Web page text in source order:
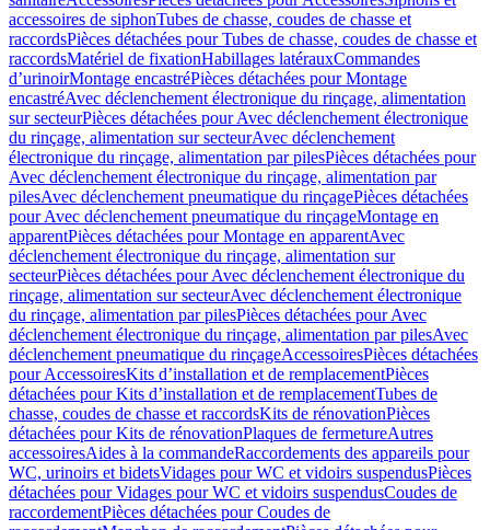
accessoires de siphonTubes de chasse, coudes de chasse et
raccordsPièces détachées pour Tubes de chasse, coudes de chasse et
raccordsMatériel de fixationHabillages latérauxCommandes
dʼurinoirMontage encastréPièces détachées pour Montage
encastréAvec déclenchement électronique du rinçage, alimentation
sur secteurPièces détachées pour Avec déclenchement électronique
du rinçage, alimentation sur secteurAvec déclenchement
électronique du rinçage, alimentation par pilesPièces détachées pour
Avec déclenchement électronique du rinçage, alimentation par
pilesAvec déclenchement pneumatique du rinçagePièces détachées
pour Avec déclenchement pneumatique du rinçageMontage en
apparentPièces détachées pour Montage en apparentAvec
déclenchement électronique du rinçage, alimentation sur
secteurPièces détachées pour Avec déclenchement électronique du
rinçage, alimentation sur secteurAvec déclenchement électronique
du rinçage, alimentation par pilesPièces détachées pour Avec
déclenchement électronique du rinçage, alimentation par pilesAvec
déclenchement pneumatique du rinçageAccessoiresPièces détachées
pour AccessoiresKits d’installation et de remplacementPièces
détachées pour Kits d’installation et de remplacementTubes de
chasse, coudes de chasse et raccordsKits de rénovationPièces
détachées pour Kits de rénovationPlaques de fermetureAutres
accessoiresAides à la commandeRaccordements des appareils pour
WC, urinoirs et bidetsVidages pour WC et vidoirs suspendusPièces
détachées pour Vidages pour WC et vidoirs suspendusCoudes de
raccordementPièces détachées pour Coudes de